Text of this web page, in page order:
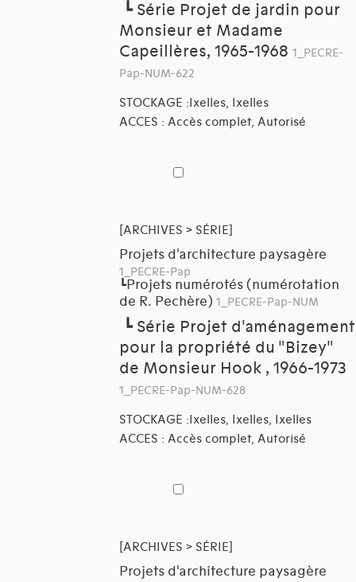
┗ Série Projet de jardin pour
Monsieur et Madame
Capeillères, 1965-1968 1_PECRE-
Pap-NUM-622
STOCKAGE :Ixelles, Ixelles
ACCES : Accès complet, Autorisé
[ARCHIVES > SÉRIE]
Projets d'architecture paysagère
1_PECRE-Pap
┗Projets numérotés (numérotation
de R. Pechère) 1_PECRE-Pap-NUM
┗ Série Projet d'aménagement
pour la propriété du "Bizey"
de Monsieur Hook , 1966-1973
1_PECRE-Pap-NUM-628
STOCKAGE :Ixelles, Ixelles, Ixelles
ACCES : Accès complet, Autorisé
[ARCHIVES > SÉRIE]
Projets d'architecture paysagère